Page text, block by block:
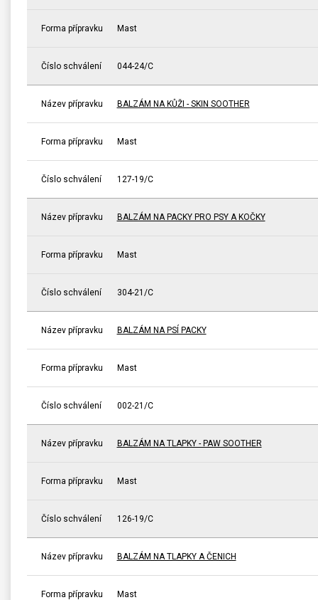
Forma přípravku Mast
Číslo schválení 044-24/C
Název přípravku BALZÁM NA KŮŽI - SKIN SOOTHER
Forma přípravku Mast
Číslo schválení 127-19/C
Název přípravku BALZÁM NA PACKY PRO PSY A KOČKY
Forma přípravku Mast
Číslo schválení 304-21/C
Název přípravku BALZÁM NA PSÍ PACKY
Forma přípravku Mast
Číslo schválení 002-21/C
Název přípravku BALZÁM NA TLAPKY - PAW SOOTHER
Forma přípravku Mast
Číslo schválení 126-19/C
Název přípravku BALZÁM NA TLAPKY A ČENICH
Forma přípravku Mast